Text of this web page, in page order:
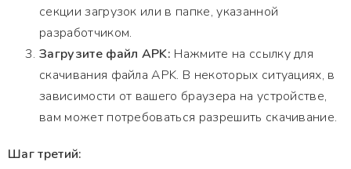
секции загрузок или в папке, указанной
разработчиком.
Загрузите файл APK: Нажмите на ссылку для
скачивания файла APK. В некоторых ситуациях, в
зависимости от вашего браузера на устройстве,
вам может потребоваться разрешить скачивание.
Шаг третий: